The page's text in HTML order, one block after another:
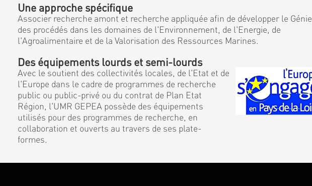
Une approche spécifique
Associer recherche amont et recherche appliquée afin de développer le Génie
des procédés dans les domaines de l'Environnement, de l'Energie, de
l'Agroalimentaire et de la Valorisation des Ressources Marines.
Des équipements lourds et semi-lourds
Avec le soutient des collectivités locales, de l'Etat et de
l'Europe dans le cadre de programmes de recherche
public ou public-privé ou du contrat de Plan Etat
Région, l'UMR GEPEA possède des équipements
utilisés pour des programmes de recherche, en
collaboration et ouverts au travers de ses plate-
formes.